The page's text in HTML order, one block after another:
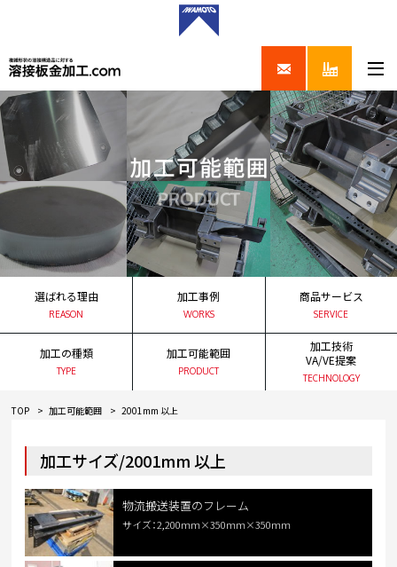
選ばれる理由
REASON
加工事例
WORKS
商品サービス
SERVICE
加工の種類
TYPE
加工可能範囲
PRODUCT
加工技術
VA/VE提案
TECHNOLOGY
TOP 加工可能範囲 2001mm 以上
加工サイズ/2001mm 以上
物流搬送装置のフレーム
サイズ：2,200ｍｍ×350ｍｍ×350ｍｍ